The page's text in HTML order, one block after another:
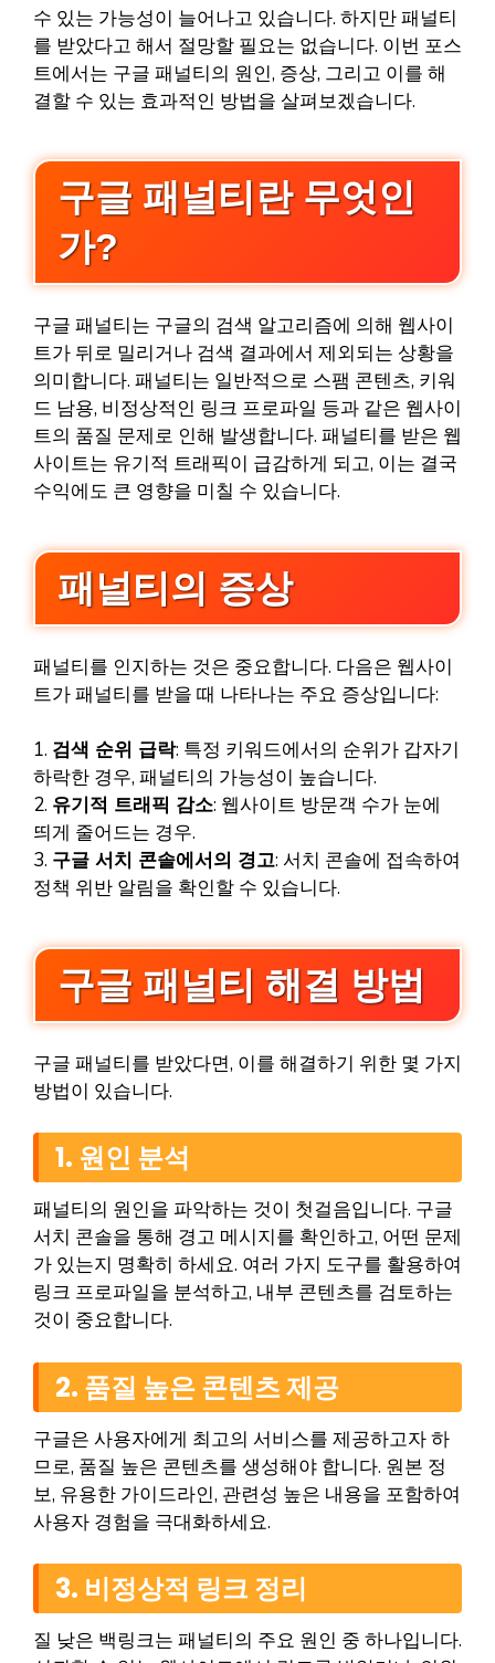
수 있는 가능성이 늘어나고 있습니다. 하지만 패널티
를 받았다고 해서 절망할 필요는 없습니다. 이번 포스
트에서는 구글 패널티의 원인, 증상, 그리고 이를 해
결할 수 있는 효과적인 방법을 살펴보겠습니다.
구글 패널티란 무엇인
가?
구글 패널티는 구글의 검색 알고리즘에 의해 웹사이
트가 뒤로 밀리거나 검색 결과에서 제외되는 상황을
의미합니다. 패널티는 일반적으로 스팸 콘텐츠, 키워
드 남용, 비정상적인 링크 프로파일 등과 같은 웹사이
트의 품질 문제로 인해 발생합니다. 패널티를 받은 웹
사이트는 유기적 트래픽이 급감하게 되고, 이는 결국
수익에도 큰 영향을 미칠 수 있습니다.
패널티의 증상
패널티를 인지하는 것은 중요합니다. 다음은 웹사이
트가 패널티를 받을 때 나타나는 주요 증상입니다:
1. 검색 순위 급락: 특정 키워드에서의 순위가 갑자기
하락한 경우, 패널티의 가능성이 높습니다.
2. 유기적 트래픽 감소: 웹사이트 방문객 수가 눈에
띄게 줄어드는 경우.
3. 구글 서치 콘솔에서의 경고: 서치 콘솔에 접속하여
정책 위반 알림을 확인할 수 있습니다.
구글 패널티 해결 방법
구글 패널티를 받았다면, 이를 해결하기 위한 몇 가지
방법이 있습니다.
1. 원인 분석
패널티의 원인을 파악하는 것이 첫걸음입니다. 구글
서치 콘솔을 통해 경고 메시지를 확인하고, 어떤 문제
가 있는지 명확히 하세요. 여러 가지 도구를 활용하여
링크 프로파일을 분석하고, 내부 콘텐츠를 검토하는
것이 중요합니다.
2. 품질 높은 콘텐츠 제공
구글은 사용자에게 최고의 서비스를 제공하고자 하
므로, 품질 높은 콘텐츠를 생성해야 합니다. 원본 정
보, 유용한 가이드라인, 관련성 높은 내용을 포함하여
사용자 경험을 극대화하세요.
3. 비정상적 링크 정리
질 낮은 백링크는 패널티의 주요 원인 중 하나입니다.